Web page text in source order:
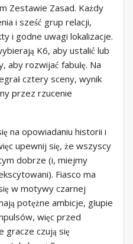
Zestawie Zasad. Każdy
i sześć grup relacji,
i godne uwagi lokalizacje.
K6, aby ustalić lub
aby rozwijać fabułę. Na
cztery sceny, wynik
przez rzucenie
na opowiadaniu historii i
upewnij się, że wszyscy
dobrze (i, miejmy
Fiasco ma
w motywy czarnej
potężne ambicje, głupie
więc przed
gracze czują się